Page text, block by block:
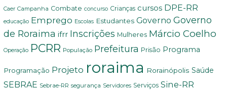
Caer Campanha Combate concurso Crianças cursos DPE-RR
educação Emprego Escolas Estudantes Governo Governo
de Roraima ifrr Inscrições Mulheres Márcio Coelho
Operação PCRR População Prefeitura Prisão Programa
Programação Projeto roraima Rorainópolis Saúde
SEBRAE Sebrae-RR segurança Servidores Serviços Sine-RR